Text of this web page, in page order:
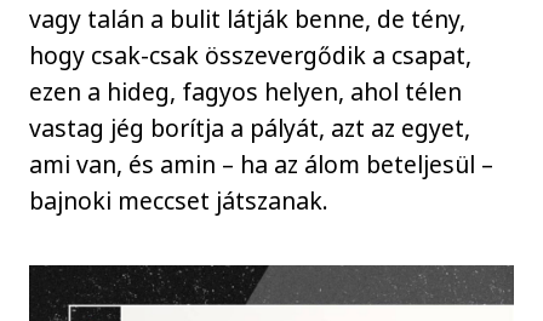
vagy talán a bulit látják benne, de tény,
hogy csak-csak összevergődik a csapat,
ezen a hideg, fagyos helyen, ahol télen
vastag jég borítja a pályát, azt az egyet,
ami van, és amin – ha az álom beteljesül –
bajnoki meccset játszanak.